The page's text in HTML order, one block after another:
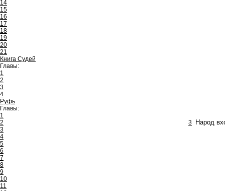
14
15
16
17
18
19
20
21
Книга Судей
Главы:
1
2
3
4
Руфь
Главы:
1
2
3
4
5
6
7
8
9
10
11
3 Народ